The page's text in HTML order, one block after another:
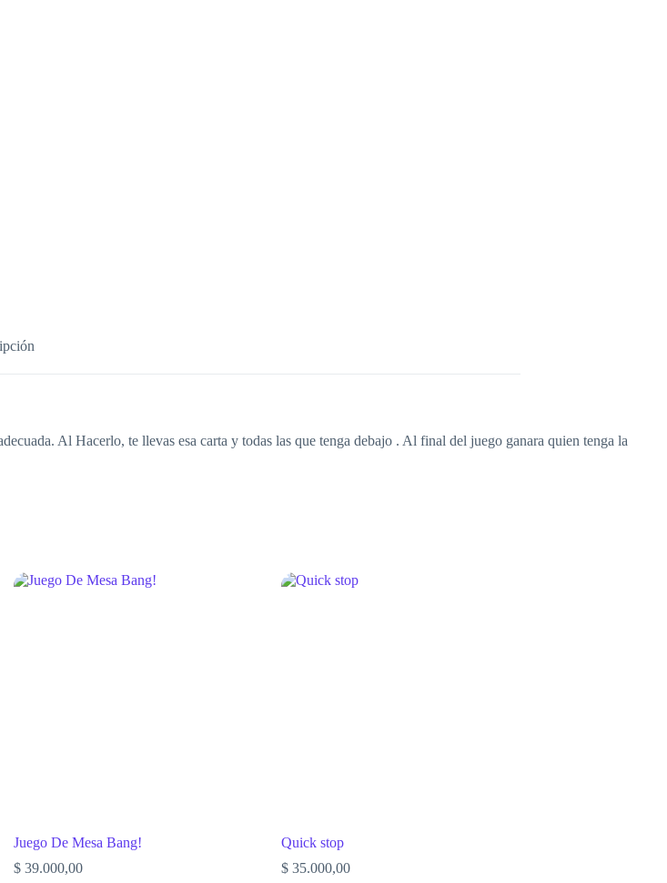
Al Hacerlo, te llevas esa carta y todas las que tenga debajo . Al final del juego ganara quien tenga la
Juego De Mesa Bang!
$ 39.000,00
Quick stop
$35.000,00